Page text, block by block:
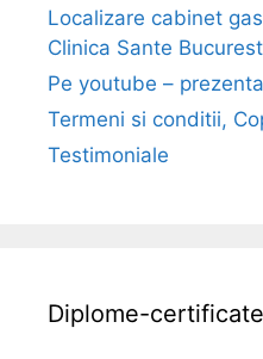
l
Localizare cabinet
Clinica Sante
Pe youtube –
Termeni si conditii,
Testimoniale
Diplome-